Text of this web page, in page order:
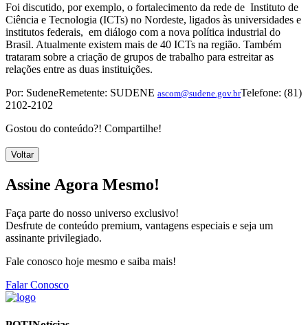
Foi discutido, por exemplo, o fortalecimento da rede de Instituto de
Ciência e Tecnologia (ICTs) no Nordeste, ligados às universidades e
institutos federais, em diálogo com a nova política industrial do
Brasil. Atualmente existem mais de 40 ICTs na região. Também
trataram sobre a criação de grupos de trabalho para estreitar as
relações entre as duas instituições.
Por: SudeneRemetente: SUDENE ascom@sudene.gov.brTelefone: (81)
2102-2102
Gostou do conteúdo?! Compartilhe!
Voltar
Assine Agora Mesmo!
Faça parte do nosso universo exclusivo!
Desfrute de conteúdo premium, vantagens especiais e seja um
assinante privilegiado.
Fale conosco hoje mesmo e saiba mais!
Falar Conosco